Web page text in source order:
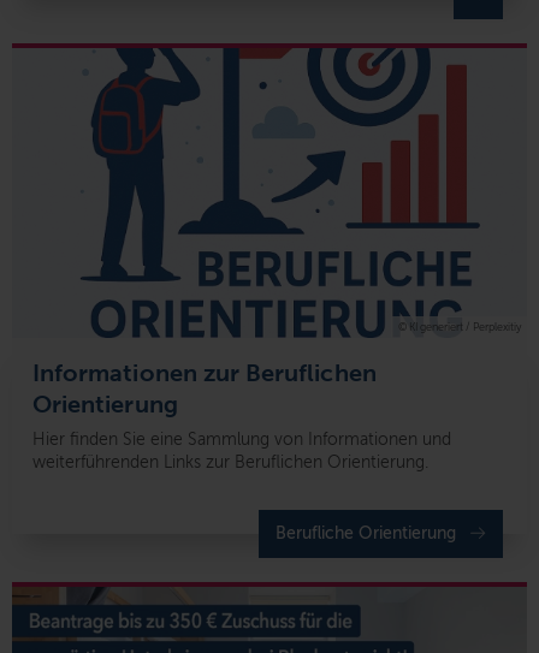
Informationen zur Beruflichen
Orientierung
Hier finden Sie eine Sammlung von Informationen und
weiterführenden Links zur Beruflichen Orientierung.
Berufliche Orientierung
© KI generiert / Perplexitiy